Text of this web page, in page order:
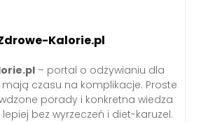
Kalorie.pl
– portal o odżywianiu dla
mają czasu na komplikacje. Proste
porady i konkretna wiedza
bez wyrzeczeń i diet-karuzel.